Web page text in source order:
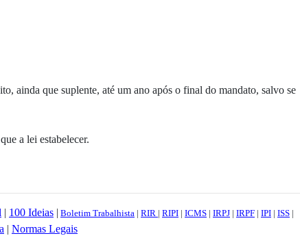
ainda que suplente, até um ano após o final do mandato, salvo se
a lei estabelecer.
| 100 Ideias | Boletim Trabalhista | RIR | RIPI | ICMS | IRPJ | IRPF | IPI | ISS |
| Normas Legais